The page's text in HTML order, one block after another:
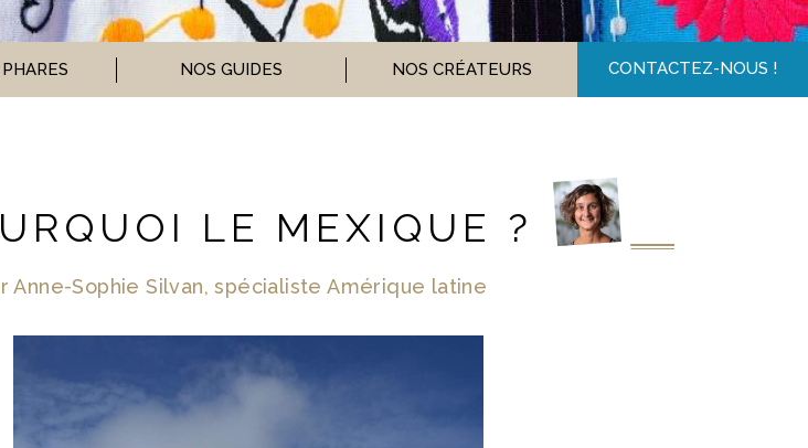
NOS GUIDES NOS CRÉATEURS CONTACTEZ-NOUS !
LE MEXIQUE ?
Anne-Sophie Silvan, spécialiste Amérique latine